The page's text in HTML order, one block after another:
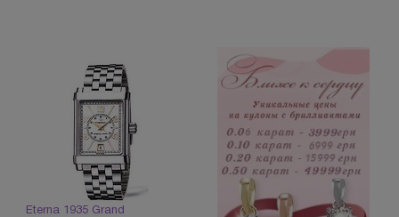
Eterna 1935 Grand